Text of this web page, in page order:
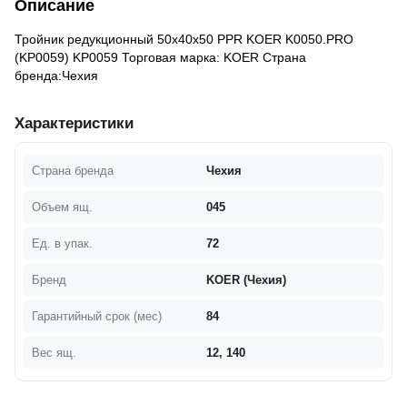
Описание
Тройник редукционный 50x40x50 PPR KOER K0050.PRO
(KP0059) KP0059 Торговая марка: KOER Страна
бренда:Чехия
Характеристики
Страна бренда Чехия
Объем ящ. 045
Ед. в упак. 72
Бренд KOER (Чехия)
Гарантийный срок (мес) 84
Вес ящ. 12, 140